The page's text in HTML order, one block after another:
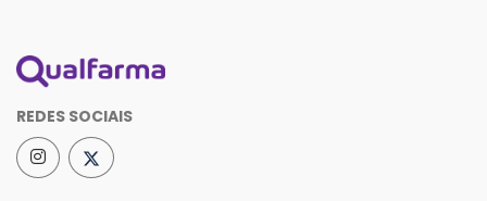
REDES SOCIAIS